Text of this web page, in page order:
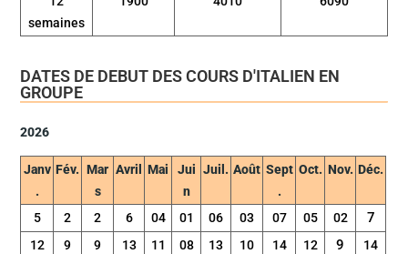
semaines
DATES DE DEBUT DES COURS D'ITALIEN EN
GROUPE
2026
Janv
.
Fév. Mar
s
Avril Mai
Jui
n
Juil. Août Sept
.
Oct. Nov. Déc.
5 2 2 6 04 01 06 03 07 05 02 7
12 9 9 13 11 08 13 10 14 12 9
14